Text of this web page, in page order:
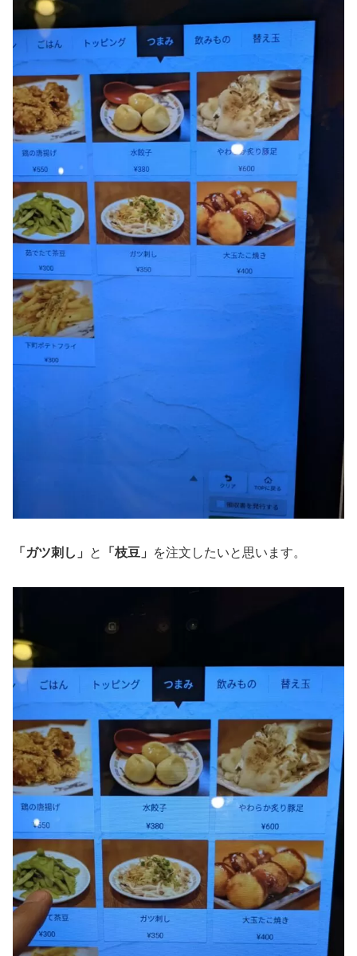
「ガツ刺し」 と 「枝豆」 を注文したいと思います。